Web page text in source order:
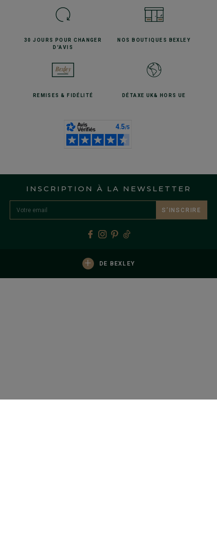
30 JOURS POURCHANGER
D'AVIS
NOS BOUTIQUES BEXLEY
REMISES& FIDÉLITÉ DÉTAXE UK& HORS UE
INSCRIPTION À LA NEWSLETTER
S’INSCRIRE
+ DE BEXLEY